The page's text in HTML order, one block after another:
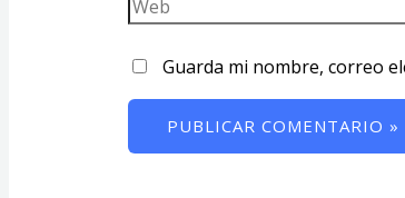
Guarda mi nombre, correo